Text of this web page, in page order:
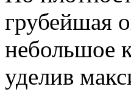
грубейшая
небольшое
уделив